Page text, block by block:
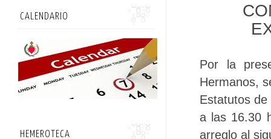
Por la
Hermanos,
Estatutos
a las 16.30
arreglo al
CALENDARIO
HEMEROTECA